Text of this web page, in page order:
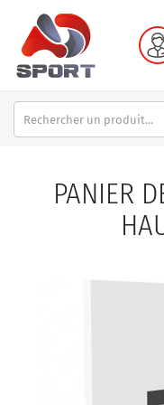
PANIER